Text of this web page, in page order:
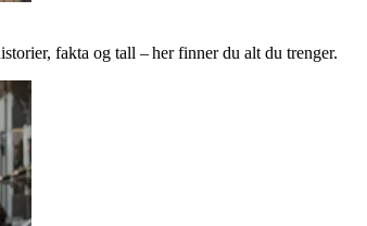
fakta og tall – her finner du alt du trenger.